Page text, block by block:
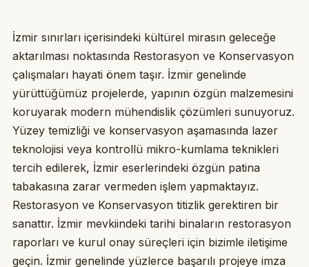
İzmir sınırları içerisindeki kültürel mirasın geleceğe
aktarılması noktasında Restorasyon ve Konservasyon
çalışmaları hayati önem taşır. İzmir genelinde
yürüttüğümüz projelerde, yapının özgün malzemesini
koruyarak modern mühendislik çözümleri sunuyoruz.
Yüzey temizliği ve konservasyon aşamasında lazer
teknolojisi veya kontrollü mikro-kumlama teknikleri
tercih edilerek, İzmir eserlerindeki özgün patina
tabakasına zarar vermeden işlem yapmaktayız.
Restorasyon ve Konservasyon titizlik gerektiren bir
sanattır. İzmir mevkiindeki tarihi binaların restorasyon
raporları ve kurul onay süreçleri için bizimle iletişime
geçin. İzmir genelinde yüzlerce başarılı projeye imza